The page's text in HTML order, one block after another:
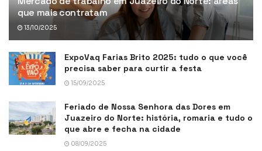
que mais contratam
13/10/2025
ExpoVaq Farias Brito 2025: tudo o que você
precisa saber para curtir a festa
15/09/2025
Feriado de Nossa Senhora das Dores em
Juazeiro do Norte: história, romaria e tudo o
que abre e fecha na cidade
08/09/2025